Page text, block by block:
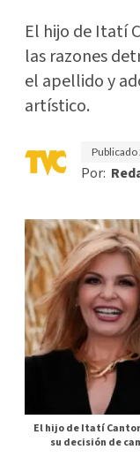
El hijo de Itatí
las razones
el apellido y
artístico.
Publicado
Por:
El hijo de Itatí
su decisión de